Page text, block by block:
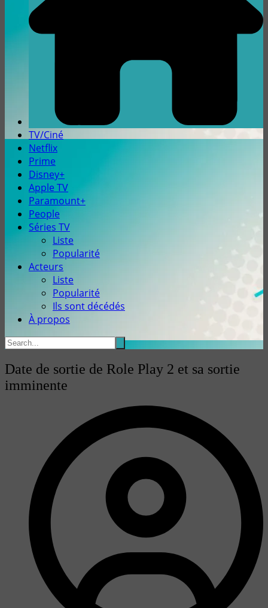
TV/Ciné
Netflix
Prime
Disney+
Apple TV
Paramount+
People
Séries TV
Liste
Popularité
Acteurs
Liste
Popularité
Ils sont décédés
À propos
Date de sortie de Role Play 2 et sa sortie
imminente